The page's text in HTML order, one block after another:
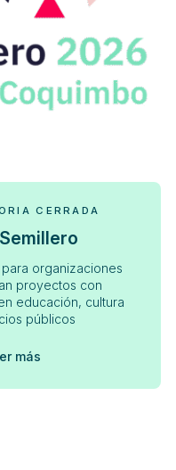
CERRADA
organizaciones
proyectos con
educación, cultura
públicos
más